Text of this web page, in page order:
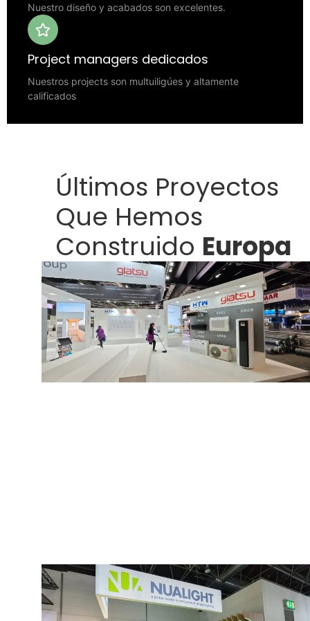
Nuestro diseño y acabados son excelentes.
Project managers dedicados
Nuestros projects son multuiligúes y altamente
calificados
Últimos Proyectos
Que Hemos
Construido Europa